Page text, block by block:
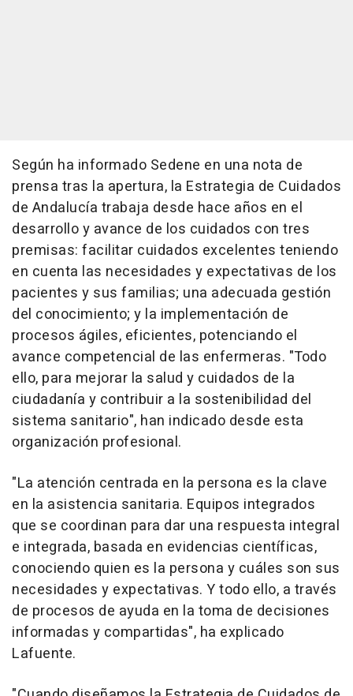
Según ha informado Sedene en una nota de
prensa tras la apertura, la Estrategia de Cuidados
de Andalucía trabaja desde hace años en el
desarrollo y avance de los cuidados con tres
premisas: facilitar cuidados excelentes teniendo
en cuenta las necesidades y expectativas de los
pacientes y sus familias; una adecuada gestión
del conocimiento; y la implementación de
procesos ágiles, eficientes, potenciando el
avance competencial de las enfermeras. "Todo
ello, para mejorar la salud y cuidados de la
ciudadanía y contribuir a la sostenibilidad del
sistema sanitario", han indicado desde esta
organización profesional.
"La atención centrada en la persona es la clave
en la asistencia sanitaria. Equipos integrados
que se coordinan para dar una respuesta integral
e integrada, basada en evidencias científicas,
conociendo quien es la persona y cuáles son sus
necesidades y expectativas. Y todo ello, a través
de procesos de ayuda en la toma de decisiones
informadas y compartidas", ha explicado
Lafuente.